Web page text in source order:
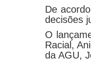
De
decisões
O
Racial,
da AGU,